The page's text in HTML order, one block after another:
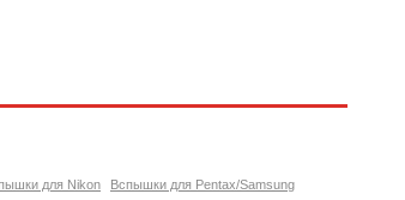
для Nikon
Вспышки для Pentax/Samsung